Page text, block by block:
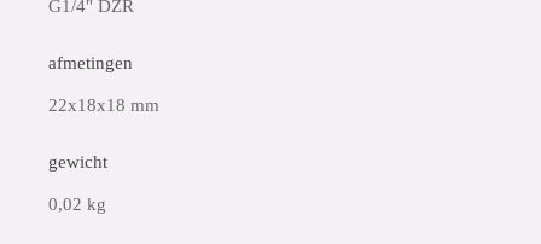
G1/4" DZR
afmetingen
22x18x18 mm
gewicht
0,02 kg